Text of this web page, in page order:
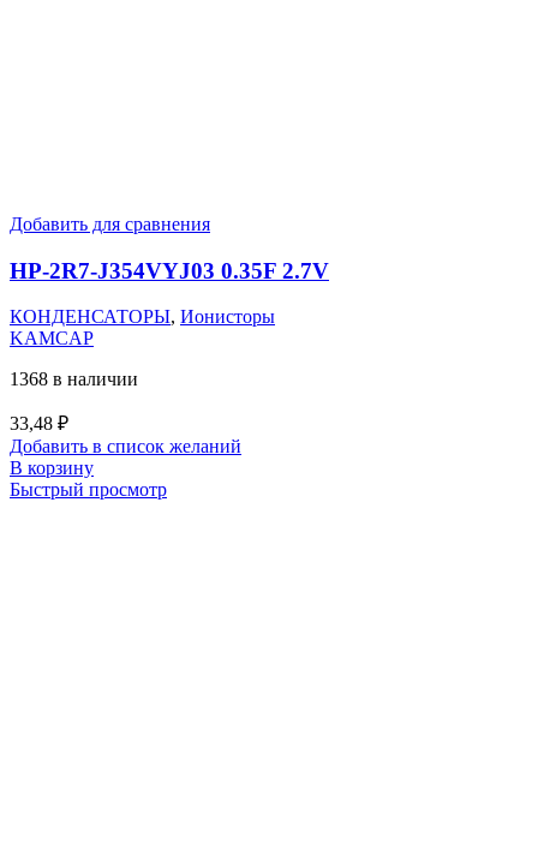
Добавить для сравнения
HP-2R7-J354VYJ03 0.35F 2.7V
КОНДЕНСАТОРЫ, Ионисторы
KAMCAP
1368 в наличии
33,48 ₽
Добавить в список желаний
В корзину
Быстрый просмотр